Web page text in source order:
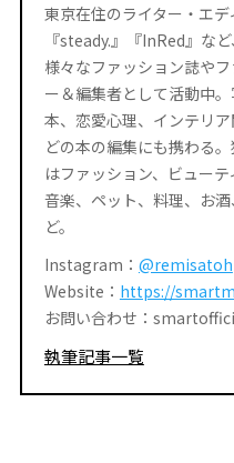
東京在住のライター・エ
『steady.』『InRed』な
様々なファッション誌や
ー＆編集者として活動中
本、恋愛心理、インテリ
どの本の編集にも携わる
はファッション、ビューテ
音楽、ペット、料理、お
ど。
Instagram： @remisatoh
Website： https://
お問い合わせ：
執筆記事一覧